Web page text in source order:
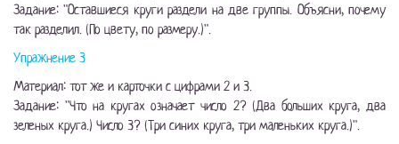
Задание: "Оставшиеся круги раздели на две группы. Объясни, почему
так разделил. (По цвету, по размеру.)".
Упражнение 3
Материал: тот же и карточки с цифрами 2 и 3.
Задание: "Что на кругах означает число 2? (Два больших круга, два
зеленых круга.) Число 3? (Три синих круга, три маленьких круга.)".